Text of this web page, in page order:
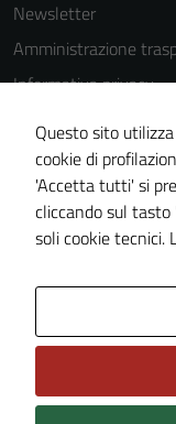
Newsletter
Amministrazione
Informativa privacy
Cookie Policy
Note legali
Dichiarazione di
Piano di
Questo sito
cookie di
'Accetta tutti' si
cliccando sul
soli cookie tecnici.